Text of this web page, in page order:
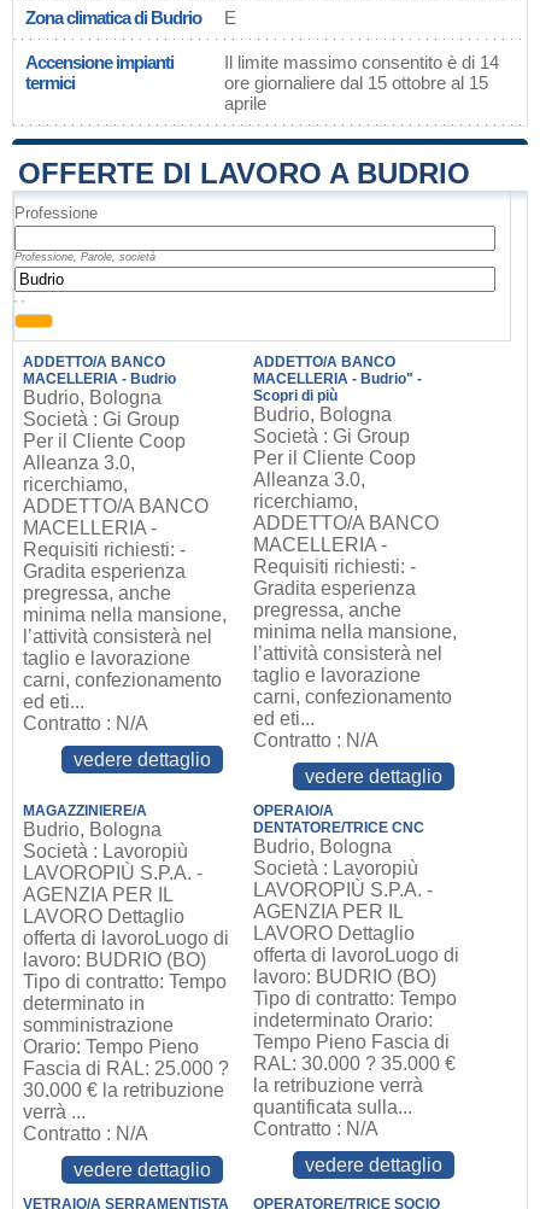
Zona climatica di Budrio E
Accensione impianti
termici
Il limite massimo consentito è di 14
ore giornaliere dal 15 ottobre al 15
aprile
OFFERTE DI LAVORO A BUDRIO
Professione
Professione, Parole, società
, ,
ADDETTO/A BANCO
MACELLERIA - Budrio
Budrio, Bologna
Società : Gi Group
Per il Cliente Coop
Alleanza 3.0,
ricerchiamo,
ADDETTO/A BANCO
MACELLERIA -
Requisiti richiesti: -
Gradita esperienza
pregressa, anche
minima nella mansione,
l’attività consisterà nel
taglio e lavorazione
carni, confezionamento
ed eti...
Contratto : N/A
vedere dettaglio
ADDETTO/A BANCO
MACELLERIA - Budrio" -
Scopri di più
Budrio, Bologna
Società : Gi Group
Per il Cliente Coop
Alleanza 3.0,
ricerchiamo,
ADDETTO/A BANCO
MACELLERIA -
Requisiti richiesti: -
Gradita esperienza
pregressa, anche
minima nella mansione,
l’attività consisterà nel
taglio e lavorazione
carni, confezionamento
ed eti...
Contratto : N/A
vedere dettaglio
MAGAZZINIERE/A
Budrio, Bologna
Società : Lavoropiù
LAVOROPIÙ S.P.A. -
AGENZIA PER IL
LAVORO Dettaglio
offerta di lavoroLuogo di
lavoro: BUDRIO (BO)
Tipo di contratto: Tempo
determinato in
somministrazione
Orario: Tempo Pieno
Fascia di RAL: 25.000 ?
30.000 € la retribuzione
verrà ...
Contratto : N/A
vedere dettaglio
OPERAIO/A
DENTATORE/TRICE CNC
Budrio, Bologna
Società : Lavoropiù
LAVOROPIÙ S.P.A. -
AGENZIA PER IL
LAVORO Dettaglio
offerta di lavoroLuogo di
lavoro: BUDRIO (BO)
Tipo di contratto: Tempo
indeterminato Orario:
Tempo Pieno Fascia di
RAL: 30.000 ? 35.000 €
la retribuzione verrà
quantificata sulla...
Contratto : N/A
vedere dettaglio
VETRAIO/A SERRAMENTISTA OPERATORE/TRICE SOCIO